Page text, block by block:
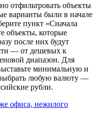
отфильтровать объекты
варианты были в начале
пункт «Сначала
объекты, которые
после них будут
— от дешевых к
диапазон. Для
минимальную и
любую валюту —
рубли.
офиса, нежилого